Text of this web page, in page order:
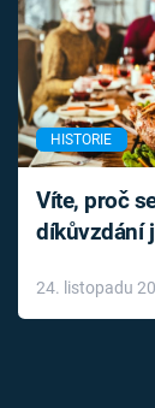
HISTORIE
Víte, proč
díkůvzdání
24. listopadu